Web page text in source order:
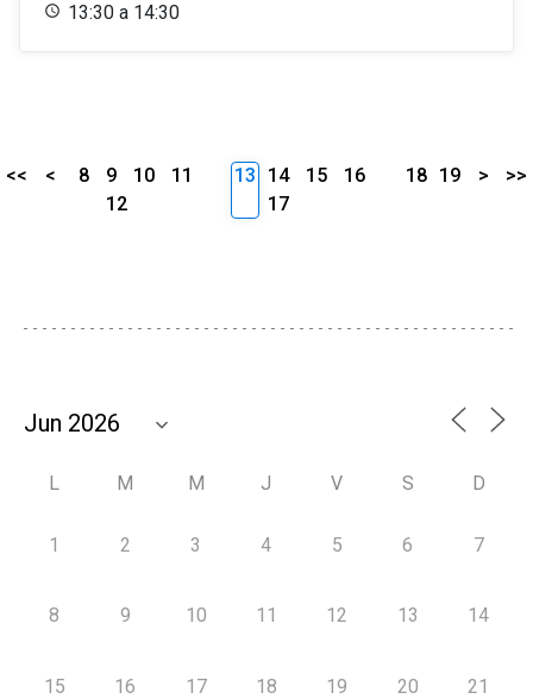
13:30 a 14:30
<< < 8 9 10
11
12
13 14 15
16
17
18 19 > >>
L M M J V S D
1 2 3 4 5 6 7
8 9 10 11 12 13 14
15 16 17 18 19 20 21